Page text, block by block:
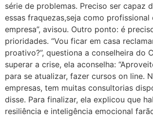
série de problemas. Preciso ser capaz
essas fraquezas,seja como profissional
empresa”, avisou. Outro ponto: é
prioridades. “Vou ficar em casa
proativo?”, questiona a conselheira do
superar a crise, ela aconselha:
para se atualizar, fazer cursos on line.
empresas, tem muitas consultorias
disse. Para finalizar, ela explicou que
resiliência e inteligência emocional